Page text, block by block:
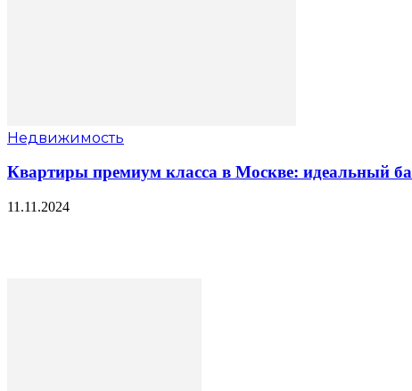
Недвижимость
Квартиры премиум класса в Москве: идеальный
11.11.2024